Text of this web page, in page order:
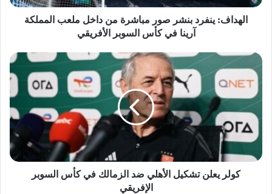
الهداف: ينفرد بنشر صور مباشرة من داخل ملعب المملكة
آرينا في كأس السوبر الأفريقي
كولر يعلن تشكيل الأهلي ضد الزمالك في كأس السوبر
الإفريقي